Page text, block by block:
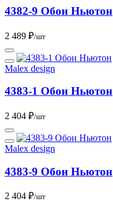
4382-9 Обои Ньютон
2 489 ₽/шт
Malex design
4383-1 Обои Ньютон
2 404 ₽/шт
Malex design
4383-9 Обои Ньютон
2 404 ₽/шт